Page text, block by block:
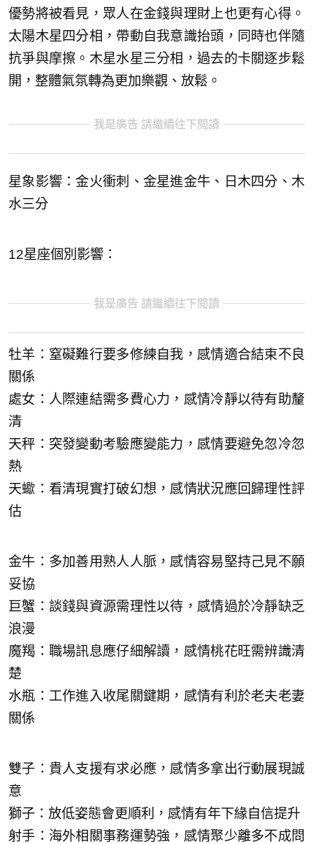
優勢將被看見，眾人在金錢與理財上也更有心得。
太陽木星四分相，帶動自我意識抬頭，同時也伴隨
抗爭與摩擦。木星水星三分相，過去的卡關逐步鬆
開，整體氣氛轉為更加樂觀、放鬆。
我是廣告 請繼續往下閱讀
星象影響：金火衝刺、金星進金牛、日木四分、木
水三分
12星座個別影響：
我是廣告 請繼續往下閱讀
牡羊：窒礙難行要多修練自我，感情適合結束不良
關係
處女：人際連結需多費心力，感情冷靜以待有助釐
清
天秤：突發變動考驗應變能力，感情要避免忽冷忽
熱
天蠍：看清現實打破幻想，感情狀況應回歸理性評
估
金牛：多加善用熟人人脈，感情容易堅持己見不願
妥協
巨蟹：談錢與資源需理性以待，感情過於冷靜缺乏
浪漫
魔羯：職場訊息應仔細解讀，感情桃花旺需辨識清
楚
水瓶：工作進入收尾關鍵期，感情有利於老夫老妻
關係
雙子：貴人支援有求必應，感情多拿出行動展現誠
意
獅子：放低姿態會更順利，感情有年下緣自信提升
射手：海外相關事務運勢強，感情聚少離多不成問